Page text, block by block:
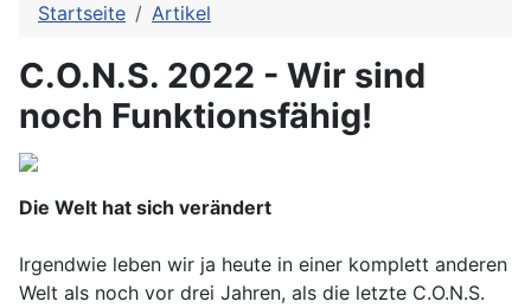
Startseite Artikel
C.O.N.S. 2022 - Wir sind
noch Funktionsfähig!
Die Welt hat sich verändert
Irgendwie leben wir ja heute in einer komplett anderen
Welt als noch vor drei Jahren, als die letzte C.O.N.S.